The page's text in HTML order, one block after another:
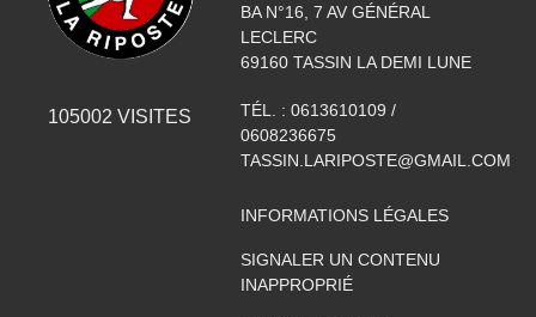
105002 VISITES
BA N°16, 7 AV GÉNÉRAL
LECLERC
69160 TASSIN LA DEMI LUNE
TÉL. : 0613610109 /
0608236675
TASSIN.LARIPOSTE@GMAIL.COM
INFORMATIONS LÉGALES
SIGNALER UN CONTENU
INAPPROPRIÉ